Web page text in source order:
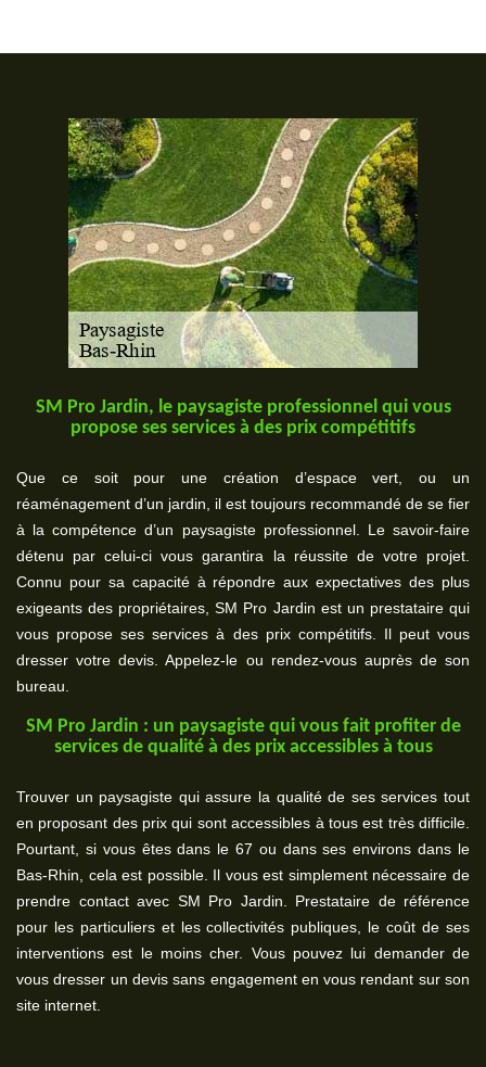
SM Pro Jardin, le paysagiste professionnel qui vous
propose ses services à des prix compétitifs
Que ce soit pour une création d’espace vert, ou un
réaménagement d’un jardin, il est toujours recommandé de se fier
à la compétence d’un paysagiste professionnel. Le savoir-faire
détenu par celui-ci vous garantira la réussite de votre projet.
Connu pour sa capacité à répondre aux expectatives des plus
exigeants des propriétaires, SM Pro Jardin est un prestataire qui
vous propose ses services à des prix compétitifs. Il peut vous
dresser votre devis. Appelez-le ou rendez-vous auprès de son
bureau.
SM Pro Jardin : un paysagiste qui vous fait profiter de
services de qualité à des prix accessibles à tous
Trouver un paysagiste qui assure la qualité de ses services tout
en proposant des prix qui sont accessibles à tous est très difficile.
Pourtant, si vous êtes dans le 67 ou dans ses environs dans le
Bas-Rhin, cela est possible. Il vous est simplement nécessaire de
prendre contact avec SM Pro Jardin. Prestataire de référence
pour les particuliers et les collectivités publiques, le coût de ses
interventions est le moins cher. Vous pouvez lui demander de
vous dresser un devis sans engagement en vous rendant sur son
site internet.